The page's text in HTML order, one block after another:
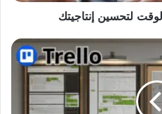
لتحسين إنتاجيتك